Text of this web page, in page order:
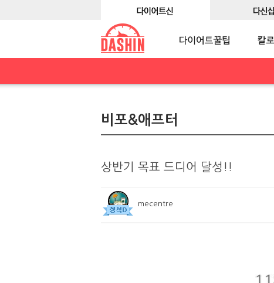
비포&애프터
상반기 목표 드디어 달성!!
mecentre